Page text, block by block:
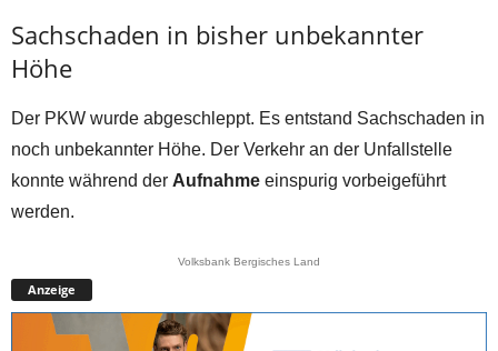
Sachschaden in bisher unbekannter
Höhe
Der PKW wurde abgeschleppt. Es entstand Sachschaden in
noch unbekannter Höhe. Der Verkehr an der Unfallstelle
konnte während der Aufnahme einspurig vorbeigeführt
werden.
Volksbank Bergisches Land
Anzeige